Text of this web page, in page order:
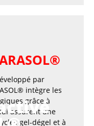
par
intègre les
grâce à
assurent une
gel-dégel et à